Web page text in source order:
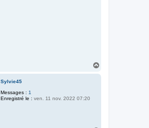
Sylvie45
Messages : 1
Enregistré le : ven. 11 nov. 2022 07:20